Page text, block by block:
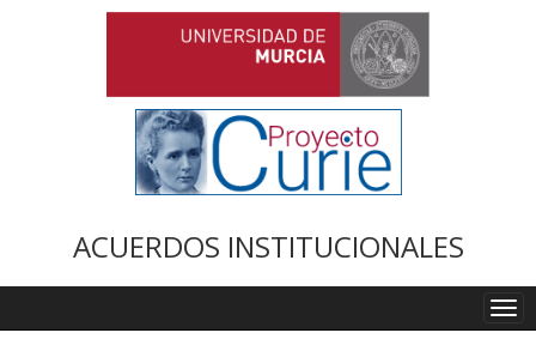
ACUERDOS INSTITUCIONALES